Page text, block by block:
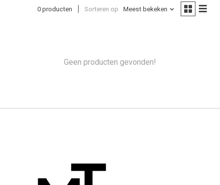
0 producten Sorteren op Meest bekeken
Geen producten gevonden!